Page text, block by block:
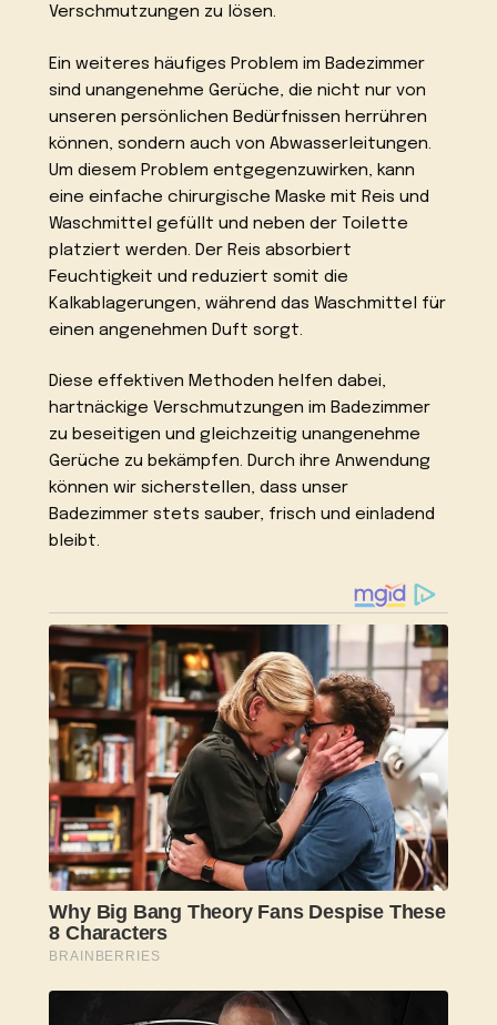
Verschmutzungen zu lösen.
Ein weiteres häufiges Problem im Badezimmer
sind unangenehme Gerüche, die nicht nur von
unseren persönlichen Bedürfnissen herrühren
können, sondern auch von Abwasserleitungen.
Um diesem Problem entgegenzuwirken, kann
eine einfache chirurgische Maske mit Reis und
Waschmittel gefüllt und neben der Toilette
platziert werden. Der Reis absorbiert
Feuchtigkeit und reduziert somit die
Kalkablagerungen, während das Waschmittel für
einen angenehmen Duft sorgt.
Diese effektiven Methoden helfen dabei,
hartnäckige Verschmutzungen im Badezimmer
zu beseitigen und gleichzeitig unangenehme
Gerüche zu bekämpfen. Durch ihre Anwendung
können wir sicherstellen, dass unser
Badezimmer stets sauber, frisch und einladend
bleibt.